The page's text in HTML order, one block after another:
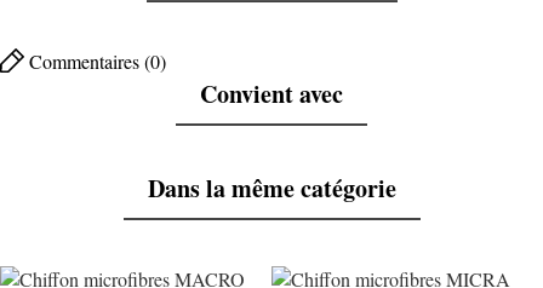
Commentaires (0)
Convient avec
Dans la même catégorie